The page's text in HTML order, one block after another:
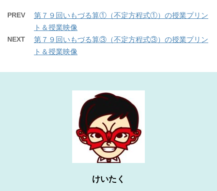
PREV
第７９回いもづる算①（不定方程式①）の授業プリン
ト＆授業映像
NEXT
第７９回いもづる算③（不定方程式③）の授業プリン
ト＆授業映像
けいたく